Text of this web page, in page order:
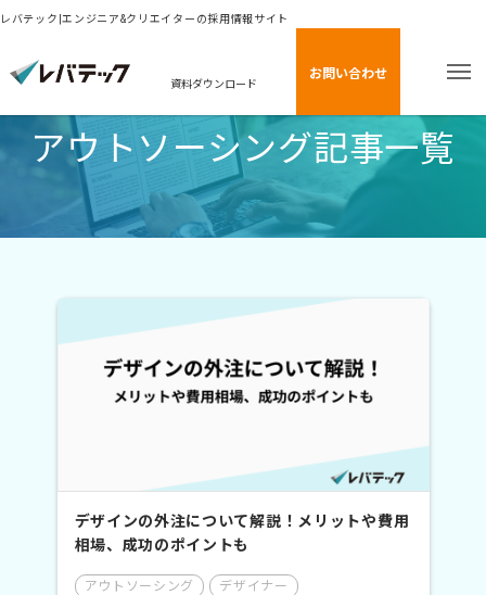
レバテック|エンジニア&クリエイターの採用情報サイト
資料ダウンロード
お問い合わせ
アウトソーシング記事一覧
デザインの外注について解説！メリットや費用
相場、成功のポイントも
アウトソーシング デザイナー